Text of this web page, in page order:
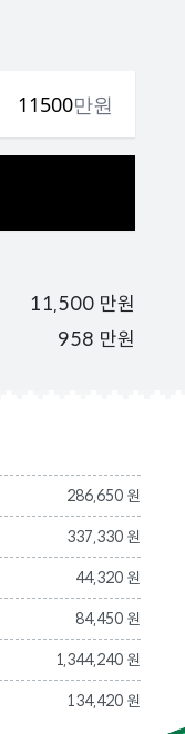
만원
11,500 만원
958 만원
286,650 원
337,330 원
44,320 원
84,450 원
1,344,240 원
134,420 원